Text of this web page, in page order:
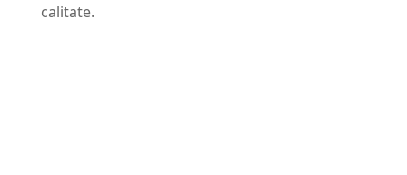
calitate.